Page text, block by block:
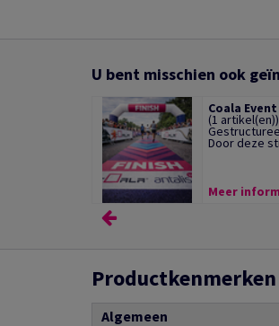
U bent misschien ook
Coala
(1 artikel(en))
Door deze
Meer
Productkenmerken
Algemeen